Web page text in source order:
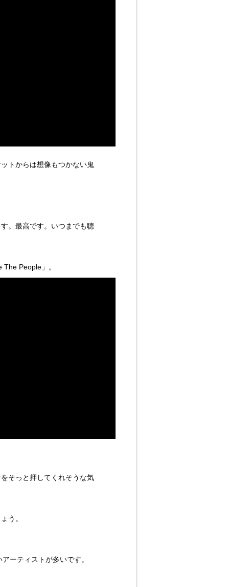
トからは想像もつかない鬼
。最高です。いつまでも聴
People」。
そっと押してくれそうな気
う。
ーティストが多いです。